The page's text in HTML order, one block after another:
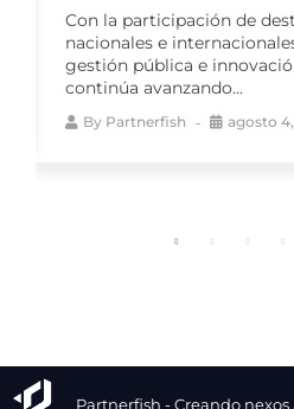
Con la participación de
nacionales e
gestión pública e
continúa avanzando...
By Partnerfish agosto
Partnerfish - Creando nexos